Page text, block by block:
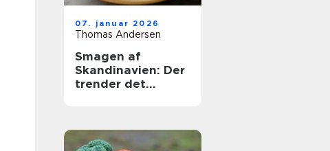
07. januar 2026
Thomas Andersen
Smagen af
Skandinavien: Der
trender det